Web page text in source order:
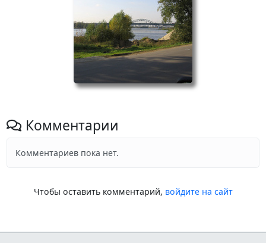
Комментарии
Комментариев пока нет.
Чтобы оставить комментарий, войдите на сайт